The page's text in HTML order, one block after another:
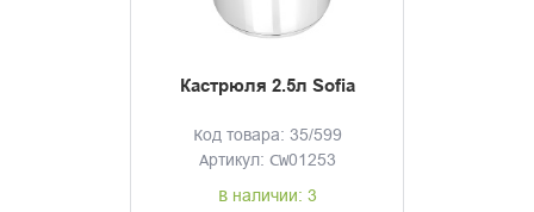
Кастрюля 2.5л Sofia
Код товара: 35/599
Артикул: CW01253
В наличии: 3